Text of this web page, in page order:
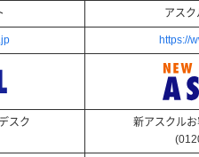
アスク
https://
スク
新アスクル